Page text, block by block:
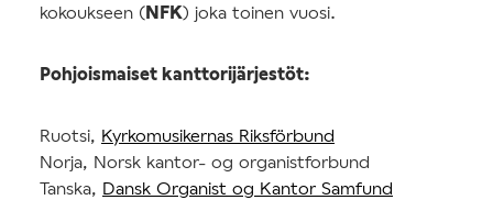
kokoukseen (NFK) joka toinen vuosi.
Pohjoismaiset kanttorijärjestöt:
Ruotsi, Kyrkomusikernas Riksförbund
Norja, Norsk kantor- og organistforbund
Tanska, Dansk Organist og Kantor Samfund